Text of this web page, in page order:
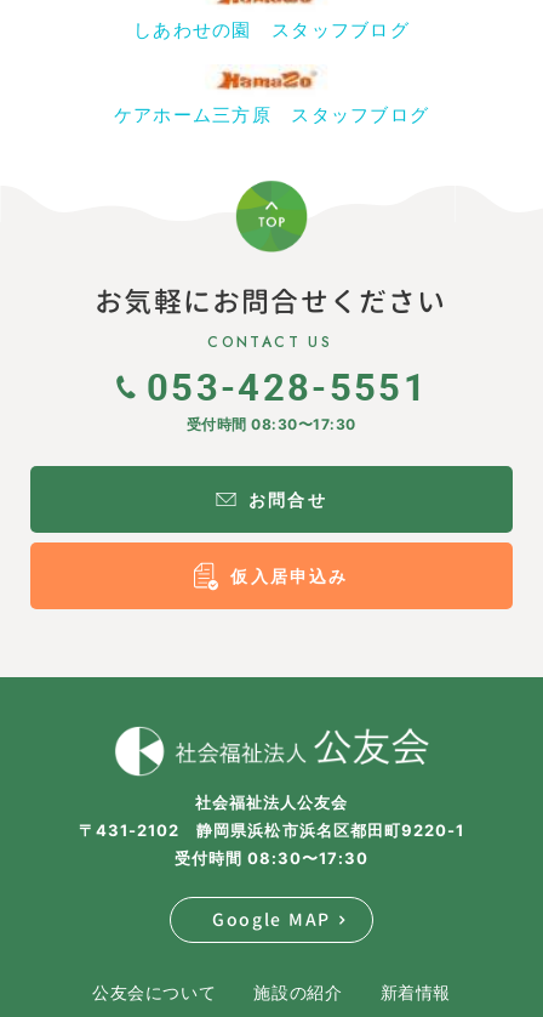
しあわせの園 スタッフブログ
ケアホーム三方原 スタッフブログ
お気軽にお問合せください
CONTACT US
053-428-5551
受付時間 08:30〜17:30
お問合せ
仮入居申込み
社会福祉法人公友会
〒431-2102 静岡県浜松市浜名区都田町9220-1
受付時間 08:30〜17:30
Google MAP
公友会について 施設の紹介
新着情報